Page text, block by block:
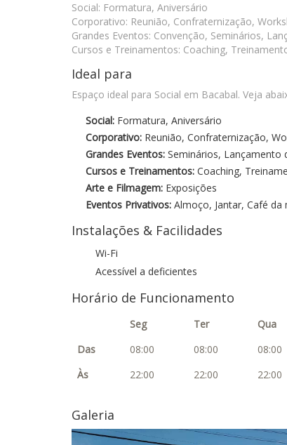
Social: Formatura, Aniversário
Corporativo: Reunião, Confraternização,
Grandes Eventos: Convenção, Seminários,
Cursos e Treinamentos: Coaching,
Ideal para
Espaço ideal para Social em Bacabal. Veja
Social: Formatura, Aniversário
Corporativo: Reunião, Confraternização,
Grandes Eventos: Seminários, Lançamento
Cursos e Treinamentos: Coaching,
Arte e Filmagem: Exposições
Eventos Privativos: Almoço, Jantar, Café da
Instalações & Facilidades
Wi-Fi
Acessível a deficientes
Horário de Funcionamento
Seg Ter Qua
Das
08:00 08:00 08:00
Às
22:00 22:00 22:00
Galeria